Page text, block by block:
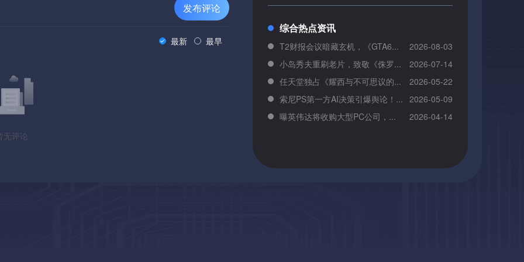
发布评论
最新 最早
无评论
综合热点资讯
T2财报会议暗藏玄机，《GTA6...
2026-08-03
小岛秀夫重刷老片，致敬《侏罗...
2026-07-14
任天堂独占《耀西与不可思议的...
2026-05-22
索尼PS第一方AI决策引爆舆论！... 2026-05-09
曝英伟达将收购大型PC公司，...
2026-04-14